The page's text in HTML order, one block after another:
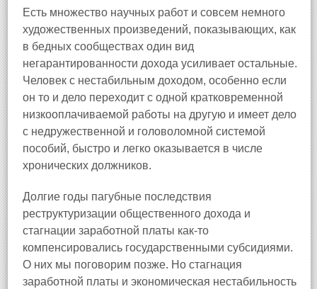
Есть множество научных работ и совсем немного
художественных произведений, показывающих, как
в бедных сообществах один вид
негарантированности дохода усиливает остальные.
Человек с нестабильным доходом, особенно если
он то и дело переходит с одной кратковременной
низкооплачиваемой работы на другую и имеет дело
с недружественной и головоломной системой
пособий, быстро и легко оказывается в числе
хронических должников.
Долгие годы пагубные последствия
реструктуризации общественного дохода и
стагнации заработной платы как‑то
компенсировались государственными субсидиями.
О них мы поговорим позже. Но стагнация
заработной платы и экономическая нестабильность